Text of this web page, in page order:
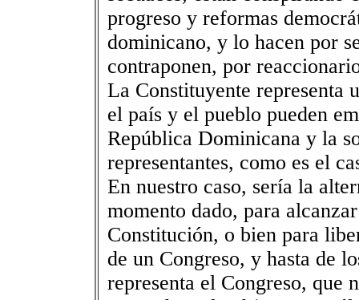
progreso y reformas
dominicano, y lo hacen por
contraponen, por
La Constituyente representa
el país y el pueblo pueden
República Dominicana y la
representantes, como es el
En nuestro caso, sería la
momento dado, para
Constitución, o bien para
de un Congreso, y hasta de
representa el Congreso, que